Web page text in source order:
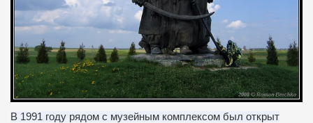
В 1991 году рядом с музейным комплексом был открыт